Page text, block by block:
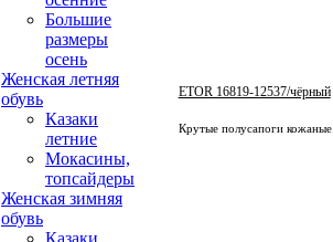
Большие
размеры
осень
Женская летняя
обувь
Казаки
летние
Мокасины,
топсайдеры
Женская зимняя
обувь
Казаки
ETOR 16819-12537/чёрный
Крутые полусапоги кожаные.